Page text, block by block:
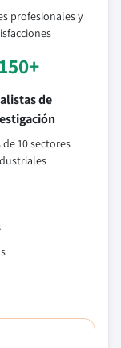
profesionales y
150+
de
de 10 sectores